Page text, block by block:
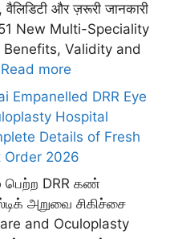
वैलिडिटी और ज़रूरी जानकारी
New Multi-Speciality
Validity and
Read more
Empanelled DRR Eye
Hospital
Details of Fresh
Order 2026
DRR கண்
அறுவை சிகிச்சை
and Oculoplasty